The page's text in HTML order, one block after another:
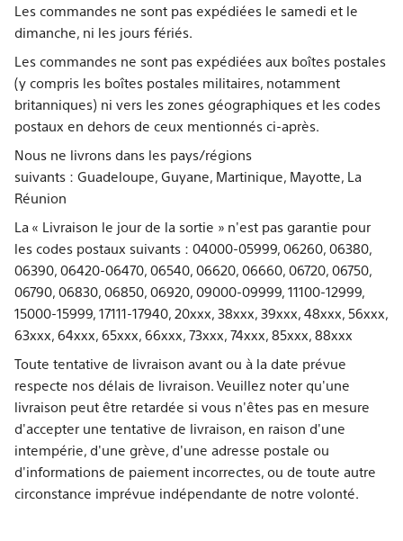
Les commandes ne sont pas expédiées le samedi et le
dimanche, ni les jours fériés.
Les commandes ne sont pas expédiées aux boîtes postales
(y compris les boîtes postales militaires, notamment
britanniques) ni vers les zones géographiques et les codes
postaux en dehors de ceux mentionnés ci-après.
Nous ne livrons dans les pays/régions
suivants : Guadeloupe, Guyane, Martinique, Mayotte, La
Réunion
La « Livraison le jour de la sortie » n'est pas garantie pour
les codes postaux suivants : 04000-05999, 06260, 06380,
06390, 06420-06470, 06540, 06620, 06660, 06720, 06750,
06790, 06830, 06850, 06920, 09000-09999, 11100-12999,
15000-15999, 17111-17940, 20xxx, 38xxx, 39xxx, 48xxx, 56xxx,
63xxx, 64xxx, 65xxx, 66xxx, 73xxx, 74xxx, 85xxx, 88xxx
Toute tentative de livraison avant ou à la date prévue
respecte nos délais de livraison. Veuillez noter qu'une
livraison peut être retardée si vous n'êtes pas en mesure
d'accepter une tentative de livraison, en raison d'une
intempérie, d'une grève, d'une adresse postale ou
d'informations de paiement incorrectes, ou de toute autre
circonstance imprévue indépendante de notre volonté.